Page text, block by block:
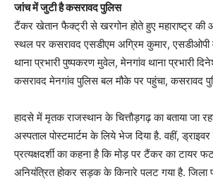
जांच में जुटी है कसरावद पुलिस
टैंकर खेतान फैक्ट्री से खरगोन होते हुए महाराष्ट्र की
स्थल पर कसरावद एसडीएम अग्रिम कुमार, एसडीओपी
थाना प्रभारी पुष्पकरण मुवेल, मेनगांव थाना प्रभारी
कसरावद मेनगांव पुलिस बल मौके पर पहुंचा, कसरावद
हादसे में मृतक राजस्थान के चित्तौड़गढ़ का बताया जा
अस्पताल पोस्टमार्टम के लिये भेज दिया है. वहीं,
प्रत्यक्षदर्शी का कहना है कि मोड़ पर टैंकर का टायर
अनियंत्रित होकर सड़क के किनारे पलट गया है. जिला